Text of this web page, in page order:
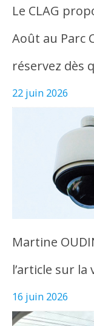
Le CLAG
Août au Parc
réservez dès
22 juin 2026
Martine
l’article sur
16 juin 2026